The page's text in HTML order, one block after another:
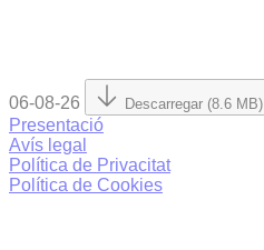
06-08-26 Descarregar (8.6 MB)
Presentació
Avís legal
Política de Privacitat
Política de Cookies